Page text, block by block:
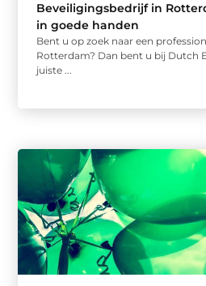
Beveiligingsbedrijf in
in goede handen
Bent u op zoek naar een
Rotterdam? Dan bent u bij Dutch
juiste ...